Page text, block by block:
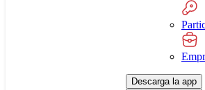
Descarga la app